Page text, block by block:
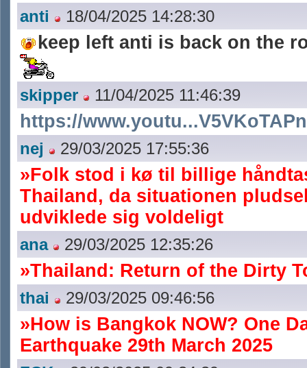
anti 18/04/2025 14:28:30
keep left anti is back on the
skipper 11/04/2025 11:46:39
https://
nej 29/03/2025 17:55:36
»Folk stod i kø til billige
Thailand, da situationen
udviklede sig voldeligt
ana 29/03/2025 12:35:26
»Thailand: Return of the Dirty
thai 29/03/2025 09:46:56
»How is Bangkok NOW? One
Earthquake 29th March 2025